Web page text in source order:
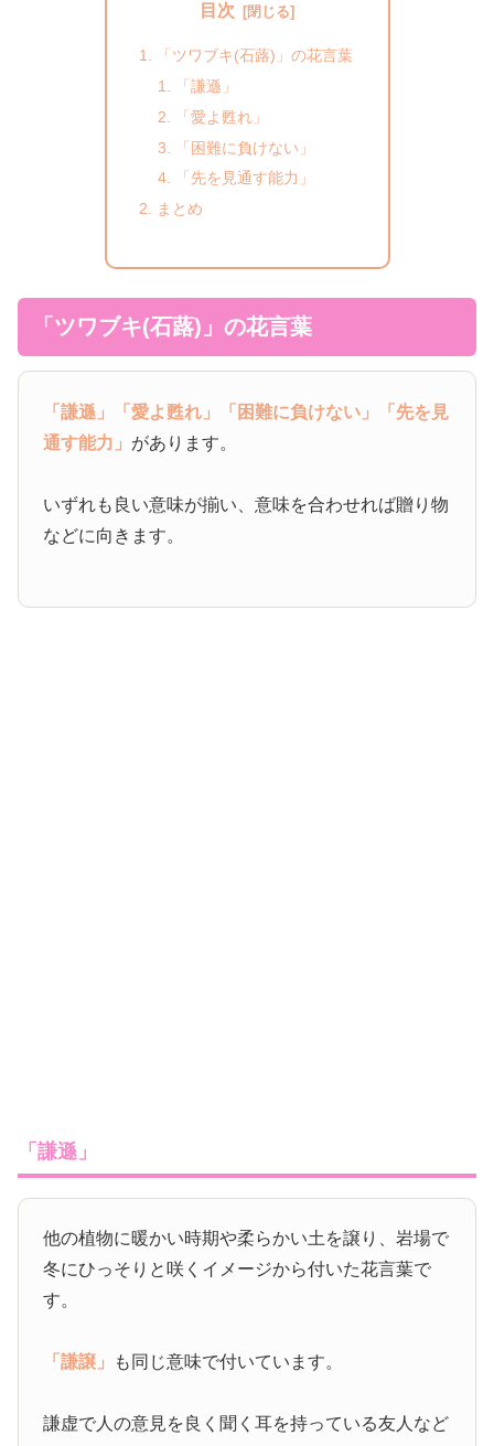
目次
「ツワブキ(石蕗)」の花言葉
「謙遜」
「愛よ甦れ」
「困難に負けない」
「先を見通す能力」
まとめ
「ツワブキ(石蕗)」の花言葉
「謙遜」 「愛よ甦れ」 「困難に負けない」
「先を見
通す能力」 があります。
いずれも良い意味が揃い、意味を合わせれば贈り物
などに向きます。
「謙遜」
他の植物に暖かい時期や柔らかい土を譲り、岩場で
冬にひっそりと咲くイメージから付いた花言葉で
す。
「謙譲」 も同じ意味で付いています。
謙虚で人の意見を良く聞く耳を持っている友人など